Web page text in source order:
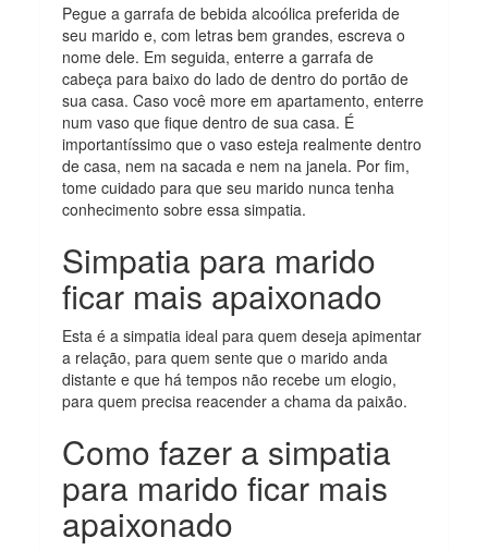
Pegue a garrafa de bebida alcoólica preferida de
seu marido e, com letras bem grandes, escreva o
nome dele. Em seguida, enterre a garrafa de
cabeça para baixo do lado de dentro do portão de
sua casa. Caso você more em apartamento, enterre
num vaso que fique dentro de sua casa. É
importantíssimo que o vaso esteja realmente dentro
de casa, nem na sacada e nem na janela. Por fim,
tome cuidado para que seu marido nunca tenha
conhecimento sobre essa simpatia.
Simpatia para marido
ficar mais apaixonado
Esta é a simpatia ideal para quem deseja apimentar
a relação, para quem sente que o marido anda
distante e que há tempos não recebe um elogio,
para quem precisa reacender a chama da paixão.
Como fazer a simpatia
para marido ficar mais
apaixonado